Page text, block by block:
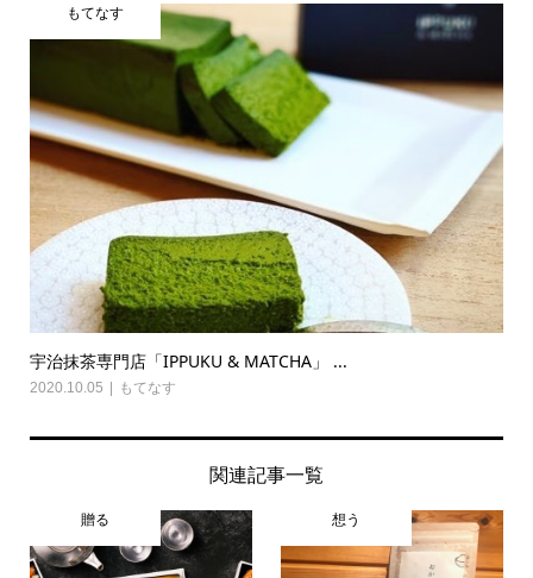
もてなす
宇治抹茶専門店「IPPUKU & MATCHA」 ...
2020.10.05 もてなす
関連記事一覧
贈る 想う